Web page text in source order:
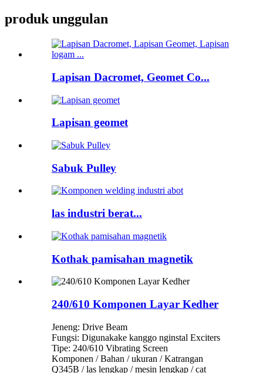
produk unggulan
Lapisan Dacromet, Geomet Co...
Lapisan geomet
Sabuk Pulley
las industri berat...
Kothak pamisahan magnetik
240/610 Komponen Layar Kedher
Jeneng: Drive Beam
Fungsi: Digunakake kanggo nginstal Exciters
Tipe: 240/610 Vibrating Screen
Komponen / Bahan / ukuran / Katrangan
Q345B / las lengkap / mesin lengkap / cat